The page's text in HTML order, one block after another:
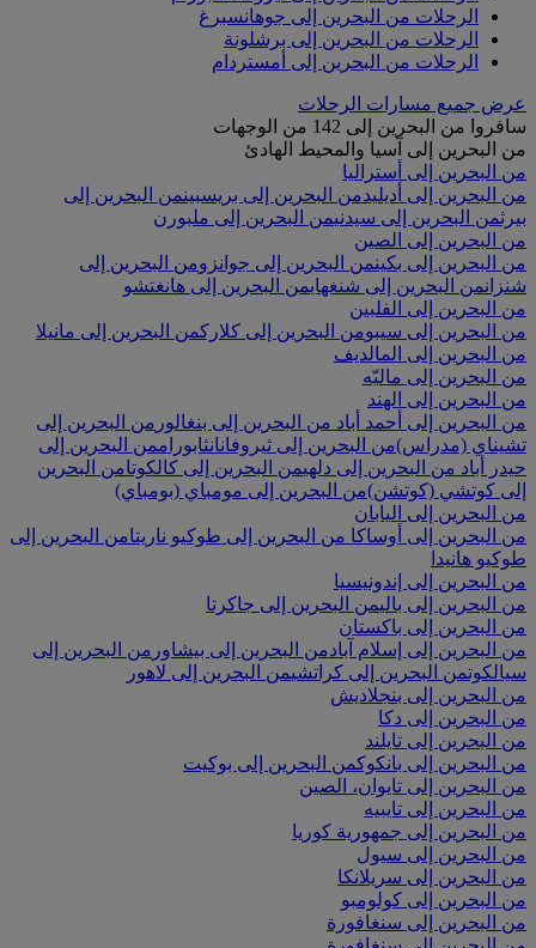
الرحلات من البحرين إلى جوهانسبرغ
الرحلات من البحرين إلى برشلونة
الرحلات من البحرين إلى أمستردام
عرض جميع مسارات الرحلات
سافروا من البحرين إلى 142 من الوجهات
من البحرين إلى آسيا والمحيط الهادئ
من البحرين إلى أستراليا
من البحرين إلى أديليدمن البحرين إلى بريسبينمن البحرين إلى
بيرثمن البحرين إلى سيدنيمن البحرين إلى ملبورن
من البحرين إلى الصين
من البحرين إلى بكينمن البحرين إلى جوانزومن البحرين إلى
شنزانمن البحرين إلى شنغهايمن البحرين إلى هانغتشو
من البحرين إلى الفلبين
من البحرين إلى سيبومن البحرين إلى كلاركمن البحرين إلى مانيلا
من البحرين إلى المالديف
من البحرين إلى ماليّه
من البحرين إلى الهند
من البحرين إلى أحمد أباد من البحرين إلى بنغالور من البحرين إلى
تشيناي (مدراس)من البحرين إلى ثيروفانانثابوراممن البحرين إلى
حيدر أباد من البحرين إلى دلهيمن البحرين إلى كالكوتامن البحرين
إلى كوتشي (كوتشن)من البحرين إلى مومباي (بومباي)
من البحرين إلى اليابان
من البحرين إلى أوساكا من البحرين إلى طوكيو ناريتامن البحرين إلى
طوكيو هانيدا
من البحرين إلى إندونيسيا
من البحرين إلى باليمن البحرين إلى جاكرتا
من البحرين إلى باكستان
من البحرين إلى إسلام آبادمن البحرين إلى بيشاور من البحرين إلى
سيالكوتمن البحرين إلى كراتشيمن البحرين إلى لاهور
من البحرين إلى بنجلاديش
من البحرين إلى دكا
من البحرين إلى تايلند
من البحرين إلى بانكوكمن البحرين إلى بوكيت
من البحرين إلى تايوان، الصين
من البحرين إلى تايبيه
من البحرين إلى جمهورية كوريا
من البحرين إلى سيول
من البحرين إلى سريلانكا
من البحرين إلى كولومبو
من البحرين إلى سنغافورة